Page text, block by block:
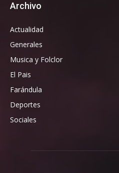
Archivo
Actualidad
Generales
Musica y Folclor
El Pais
Farándula
Deportes
Sociales